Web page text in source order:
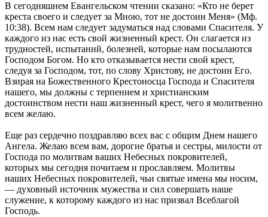
В сегодняшнем Евангельском чтении сказано: «Кто не берет
креста своего и следует за Мною, тот не достоин Меня» (Мф.
10:38). Всем нам следует задуматься над словами Спасителя. У
каждого из нас есть свой жизненный крест. Он слагается из
трудностей, испытаний, болезней, которые нам посылаются
Господом Богом. Но кто отказывается нести свой крест,
следуя за Господом, тот, по слову Христову, не достоин Его.
Взирая на Божественного Крестоносца Господа и Спасителя
нашего, мы должны с терпением и христианским
достоинством нести наш жизненный крест, чего я молитвенно
всем желаю.
Еще раз сердечно поздравляю всех вас с общим Днем нашего
Ангела. Желаю всем вам, дорогие братья и сестры, милости от
Господа по молитвам ваших Небесных покровителей,
которых мы сегодня почитаем и прославляем. Молитвы
наших Небесных покровителей, чьи святые имена мы носим,
— духовный источник мужества и сил совершать наше
служение, к которому каждого из нас призвал Всеблагой
Господь.